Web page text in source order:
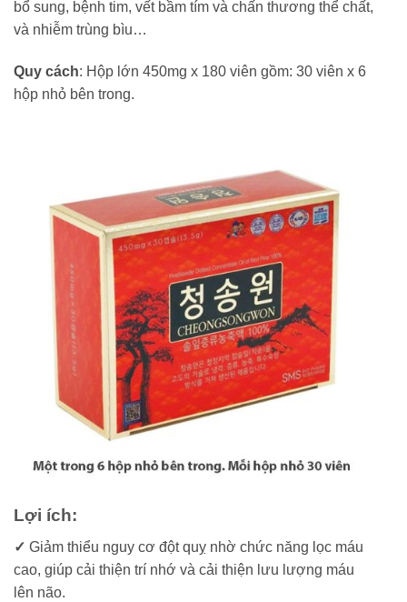
bổ sung, bệnh tim, vết bầm tím và chấn thương thể chất,
và nhiễm trùng bìu…
Quy cách: Hộp lớn 450mg x 180 viên gồm: 30 viên x 6
hộp nhỏ bên trong.
Lợi ích:
✓ Giảm thiểu nguy cơ đột quỵ nhờ chức năng lọc máu
cao, giúp cải thiện trí nhớ và cải thiện lưu lượng máu
lên não.